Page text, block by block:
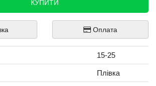
КУПИТИ
Оплата
15-25
Плівка